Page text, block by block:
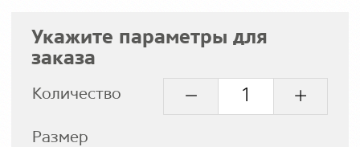
Укажите параметры для
заказа
Количество
Размер